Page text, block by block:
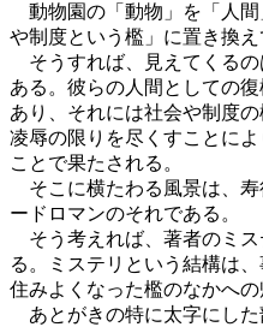
動物園の「動物」を「人間
や制度という檻」に置き換え
そうすれば、見えてくる
ある。彼らの人間としての
あり、それには社会や制度
凌辱の限りを尽くすことに
ことで果たされる。
そこに横たわる風景は、寿
ードロマンのそれである。
そう考えれば、著者のミス
る。ミステリという結構は
住みよくなった檻のなかへの
あとがきの特に太字にした